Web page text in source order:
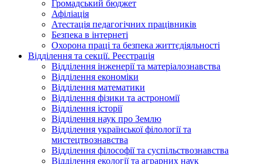
Громадський бюджет
Афіліація
Атестація педагогічних працівників
Безпека в інтернеті
Охорона праці та безпека життєдіяльності
Відділення та секції. Реєстрація
Відділення інженерії та матеріалознавства
Відділення економіки
Відділення математики
Відділення фізики та астрономії
Відділення історії
Відділення наук про Землю
Відділення української філології та
мистецтвознавства
Відділення філософії та суспільствознавства
Відділення екології та аграрних наук